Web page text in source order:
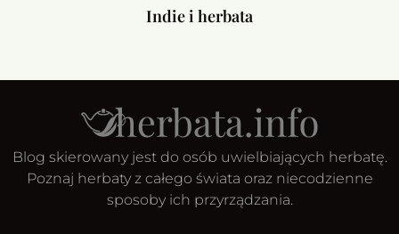
Indie i herbata
Blog skierowany jest do osób uwielbiających herbatę.
Poznaj herbaty z całego świata oraz niecodzienne
sposoby ich przyrządzania.